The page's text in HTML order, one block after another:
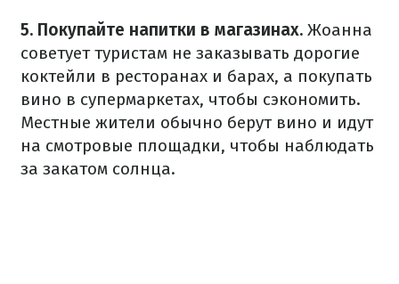
5. Покупайте напитки в магазинах. Жоанна
советует туристам не заказывать дорогие
коктейли в ресторанах и барах, а покупать
вино в супермаркетах, чтобы сэкономить.
Местные жители обычно берут вино и идут
на смотровые площадки, чтобы наблюдать
за закатом солнца.